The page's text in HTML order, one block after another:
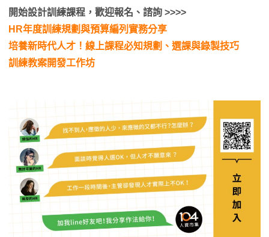
開始設計訓練課程，歡迎報名、諮詢 >>>>
HR年度訓練規劃與預算編列實務分享
培養新時代人才！線上課程必知規劃、選課與錄製技巧
訓練教案開發工作坊